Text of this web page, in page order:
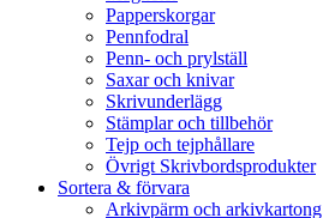
Papperskorgar
Pennfodral
Penn- och prylställ
Saxar och knivar
Skrivunderlägg
Stämplar och tillbehör
Tejp och tejphållare
Övrigt Skrivbordsprodukter
Sortera & förvara
Arkivpärm och arkivkartong